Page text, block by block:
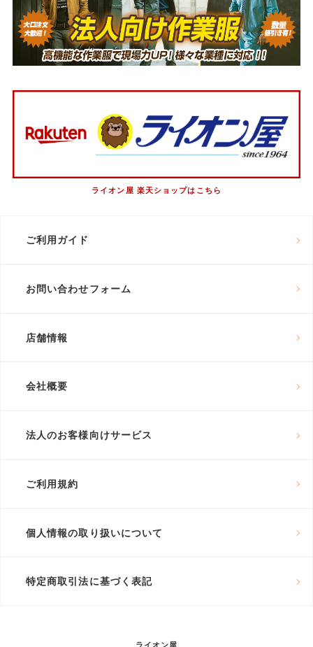
ライオン屋 楽天ショップはこちら
ご利用ガイド
お問い合わせフォーム
店舗情報
会社概要
法人のお客様向けサービス
ご利用規約
個人情報の取り扱いについて
特定商取引法に基づく表記
ライオン屋